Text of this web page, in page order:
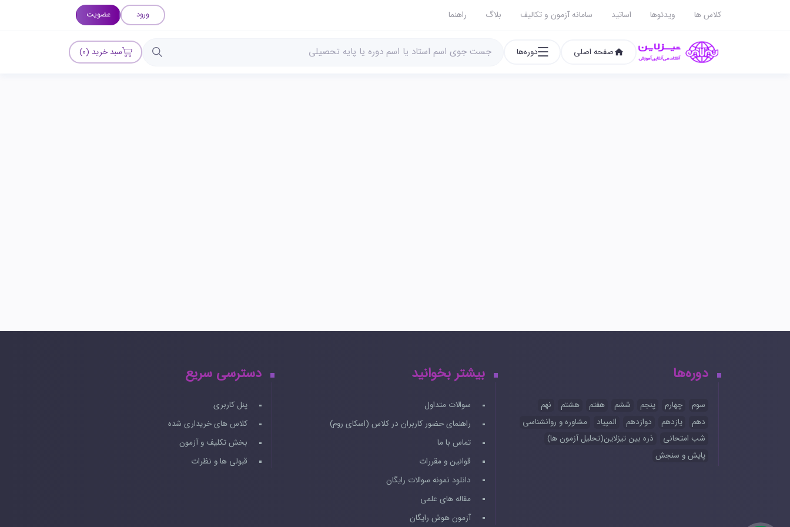
کلاس ها ویدئوها اساتید سامانه آزمون و تکالیف بلاگ راهنما ورود عضویت
صفحه اصلی دوره‌ها سبد خرید (0)
دوره‌ها
سوم چهارم پنجم ششم هفتم هشتم
نهم
دهم
یازدهم دوازدهم المپیاد
مشاوره و روانشناسی
شب امتحانی
ذره بین تیزلاین(تحلیل آزمون ها)
پایش و سنجش
بیشتر بخوانید
سوالات متداول
راهنمای حضور کاربران در کلاس (اسکای روم)
تماس با ما
قوانین و مقررات
دانلود نمونه سوالات رایگان
مقاله های علمی
آزمون هوش رایگان
دسترسی سریع
پنل کاربری
کلاس های خریداری شده
بخش تکلیف و آزمون
قبولی ها و نظرات